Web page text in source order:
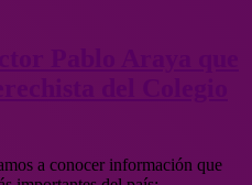
a conocer información que